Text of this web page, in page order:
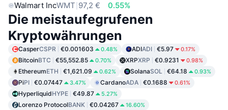
Walmart IncWMT 97,2 € 0.55%
Die meistaufegrufenen
Kryptowährungen
CasperCSPR €0.001603 0.48% ADIADI €5.97 0.17%
BitcoinBTC €55,552.85 0.70% XRPXRP €0.9231 0.98%
EthereumETH €1,621.09 0.62% SolanaSOL €64.18 0.93%
PiPI €0.07447 3.47% CardanoADA €0.1688 0.61%
HyperliquidHYPE €49.87 5.27%
Lorenzo ProtocolBANK €0.04267 16.60%